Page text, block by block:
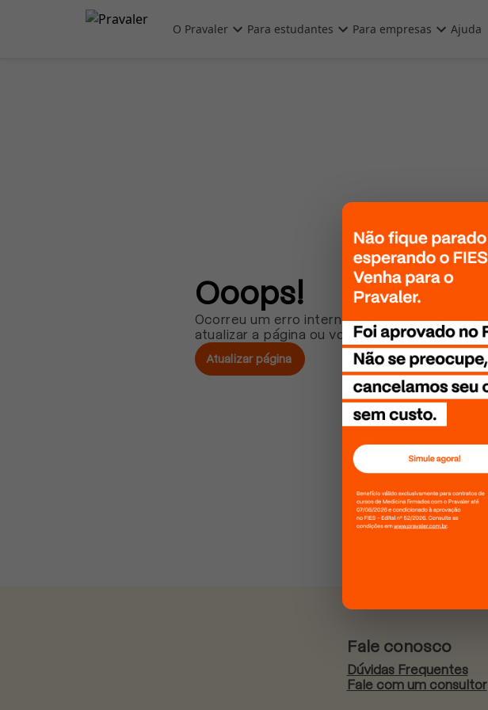
Pular para o conteúdo principal
O Pravaler Para estudantes Para empresas Ajuda
Ooops!
Ocorreu um erro interno. Por favor, tente
atualizar a página ou volte mais tarde!
Atualizar página
Fale conosco
Dúvidas Frequentes
Fale com um consultor